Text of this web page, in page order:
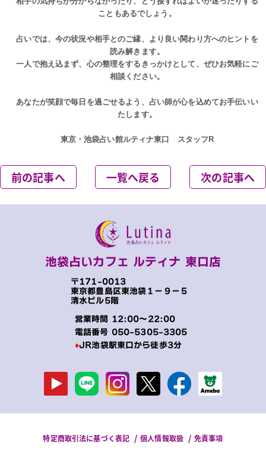
こともあるでしょう。
占いでは、今の状況や相手とのご縁、より良い関わり方へのヒントを
読み解きます。
一人で抱え込まず、心の整理をするきっかけとして、ぜひお気軽にご
相談ください。
あなたが笑顔で毎日を過ごせるよう、占い師が心を込めてお手伝いい
たします。
東京・池袋占い館ルティナ東口 スタッフR
前の記事へ 一覧へ戻る 次の記事へ
池袋占いカフェ ルティナ 東口店
〒171-0013
東京都豊島区東池袋１−９−５
清水ビル5階
営業時間 12:00～22:00
電話番号 050-5305-3305
♦JR池袋駅東口から徒歩3分
特定商取引法に基づく表記 個人情報取扱 免責事項